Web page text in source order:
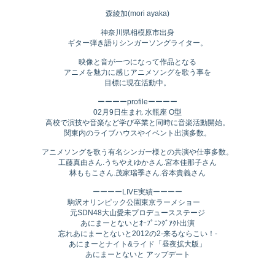
森綾加(mori ayaka)
神奈川県相模原市出身
ギター弾き語りシンガーソングライター。
映像と音が一つになって作品となる
アニメを魅力に感じアニメソングを歌う事を
目標に現在活動中。
ーーーーprofileーーーー
02月9日生まれ 水瓶座 O型
高校で演技や音楽など学び卒業と同時に音楽活動開始。
関東内のライブハウスやイベント出演多数。
アニメソングを歌う有名シンガー様との共演や仕事多数。
工藤真由さん.うちやえゆかさん.宮本佳那子さん
林ももこさん.茂家瑞季さん.谷本貴義さん
ーーーーLIVE実績ーーーー
駒沢オリンピック公園東京ラーメショー
元SDN48大山愛未プロデュースステージ
あにまーとないとｵｰﾌﾟﾆﾝｸﾞｱｸﾄ出演
忘れあにまーとないと2012の2-来るならこい！-
あにまーとナイト&ライド「昼夜拡大版」
あにまーとないと アップデート